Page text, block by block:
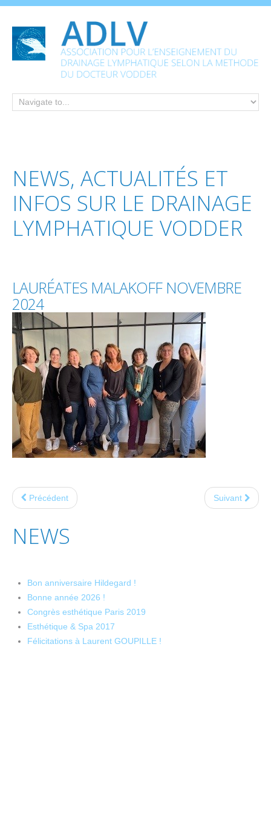
NEWS, ACTUALITÉS ET
INFOS SUR LE DRAINAGE
LYMPHATIQUE VODDER
LAURÉATES MALAKOFF NOVEMBRE
2024
Précédent Suivant
NEWS
Bon anniversaire Hildegard !
Bonne année 2026 !
Congrès esthétique Paris 2019
Esthétique & Spa 2017
Félicitations à Laurent GOUPILLE !